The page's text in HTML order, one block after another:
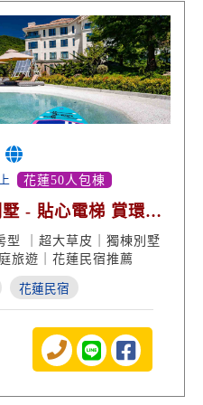
花蓮50人包棟
墅 - 貼心電梯 賞環山
型 ｜超大草皮｜獨棟別墅
旅遊｜花蓮民宿推薦
花蓮民宿